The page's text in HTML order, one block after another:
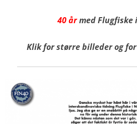
40 årmed Flugfiske
Klik forstørre billederog